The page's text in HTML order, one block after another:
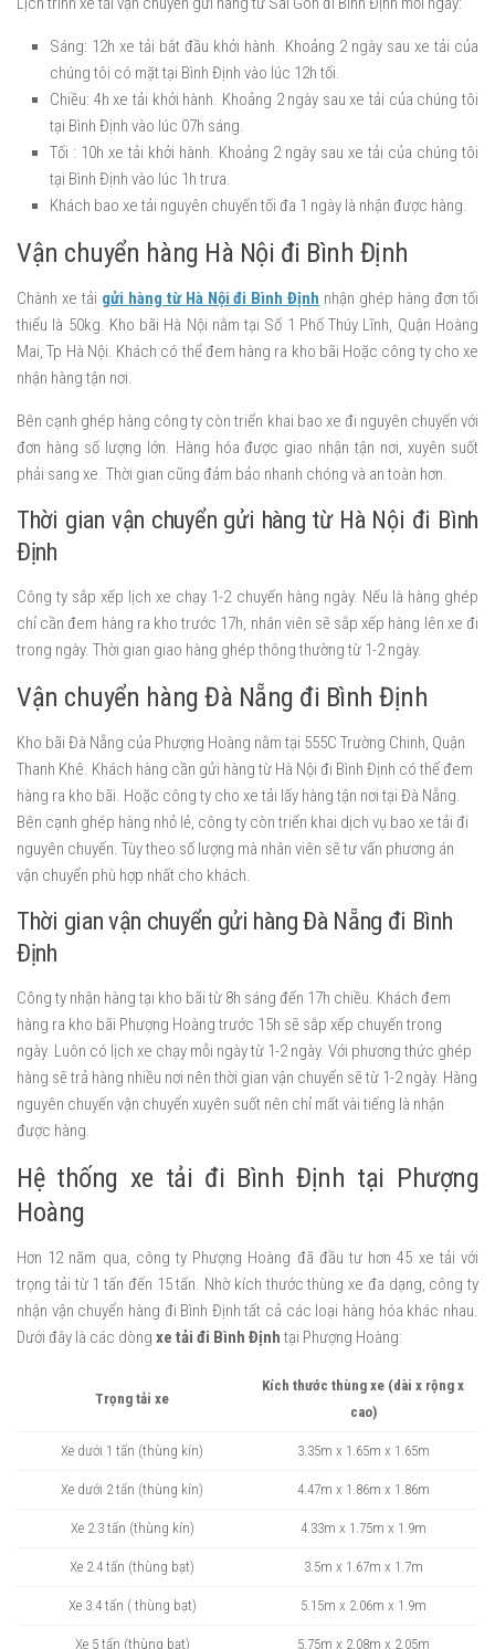
Sáng: 12h xe tải bắt đầu khởi hành. Khoảng 2 ngày sau xe tải của
chúng tôi có mặt tại Bình Định vào lúc 12h tối.
Chiều: 4h xe tải khởi hành. Khoảng 2 ngày sau xe tải của chúng tôi
tại Bình Định vào lúc 07h sáng.
Tối : 10h xe tải khởi hành. Khoảng 2 ngày sau xe tải của chúng tôi
tại Bình Định vào lúc 1h trưa.
Khách bao xe tải nguyên chuyến tối đa 1 ngày là nhận được hàng.
Vận chuyển hàng Hà Nội đi Bình Định
Chành xe tải gửi hàng từ Hà Nội đi Bình Định nhận ghép hàng đơn tối
thiểu là 50kg. Kho bãi Hà Nội nằm tại Số 1 Phố Thúy Lĩnh, Quận Hoàng
Mai, Tp Hà Nội. Khách có thể đem hàng ra kho bãi Hoặc công ty cho xe
nhận hàng tận nơi.
Bên cạnh ghép hàng công ty còn triển khai bao xe đi nguyên chuyến với
đơn hàng số lượng lớn. Hàng hóa được giao nhận tận nơi, xuyên suốt
phải sang xe. Thời gian cũng đảm bảo nhanh chóng và an toàn hơn.
Thời gian vận chuyển gửi hàng từ Hà Nội đi Bình
Định
Công ty sắp xếp lịch xe chạy 1-2 chuyến hàng ngày. Nếu là hàng ghép
chỉ cần đem hàng ra kho trước 17h, nhân viên sẽ sắp xếp hàng lên xe đi
trong ngày. Thời gian giao hàng ghép thông thường từ 1-2 ngày.
Vận chuyển hàng Đà Nẵng đi Bình Định
Kho bãi Đà Nẵng của Phượng Hoàng nằm tại 555C Trường Chinh, Quận
Thanh Khê. Khách hàng cần gửi hàng từ Hà Nội đi Bình Định có thể đem
hàng ra kho bãi. Hoặc công ty cho xe tải lấy hàng tận nơi tại Đà Nẵng.
Bên cạnh ghép hàng nhỏ lẻ, công ty còn triển khai dịch vụ bao xe tải đi
nguyên chuyến. Tùy theo số lượng mà nhân viên sẽ tư vấn phương án
vận chuyển phù hợp nhất cho khách.
Thời gian vận chuyển gửi hàng Đà Nẵng đi Bình
Định
Công ty nhận hàng tại kho bãi từ 8h sáng đến 17h chiều. Khách đem
hàng ra kho bãi Phượng Hoàng trước 15h sẽ sắp xếp chuyến trong
ngày. Luôn có lịch xe chạy mỗi ngày từ 1-2 ngày. Với phương thức ghép
hàng sẽ trả hàng nhiều nơi nên thời gian vận chuyển sẽ từ 1-2 ngày. Hàng
nguyên chuyến vận chuyển xuyên suốt nên chỉ mất vài tiếng là nhận
được hàng.
Hệ thống xe tải đi Bình Định tại Phượng
Hoàng
Hơn 12 năm qua, công ty Phượng Hoàng đã đầu tư hơn 45 xe tải với
trọng tải từ 1 tấn đến 15 tấn. Nhờ kích thước thùng xe đa dạng, công ty
nhận vận chuyển hàng đi Bình Định tất cả các loại hàng hóa khác nhau.
Dưới đây là các dòng xe tải đi Bình Định tại Phượng Hoàng:
Trọng tải xe
Kích thước thùng xe (dài x rộng x
cao)
Xe dưới 1 tấn (thùng kín) 3.35m x 1.65m x 1.65m
Xe dưới 2 tấn (thùng kín) 4.47m x 1.86m x 1.86m
Xe 2.3 tấn (thùng kín) 4.33m x 1.75m x 1.9m
Xe 2.4 tấn (thùng bạt) 3.5m x 1.67m x 1.7m
Xe 3.4 tấn ( thùng bạt) 5.15m x 2.06m x 1.9m
Xe 5 tấn (thùng bạt) 5.75m x 2.08m x 2.05m